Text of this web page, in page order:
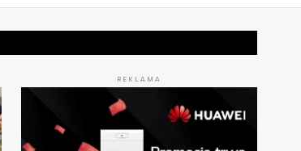
REKLAMA